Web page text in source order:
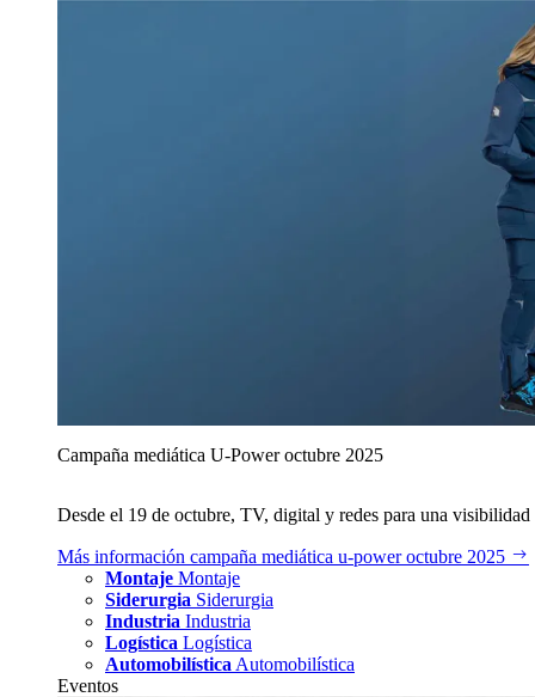
Campaña mediática U‑Power octubre 2025
Desde el 19 de octubre, TV, digital y redes para una
Más información campaña mediática u‑power octubre 2025
Montaje Montaje
Siderurgia Siderurgia
Industria Industria
Logística Logística
Automobilística Automobilística
Eventos